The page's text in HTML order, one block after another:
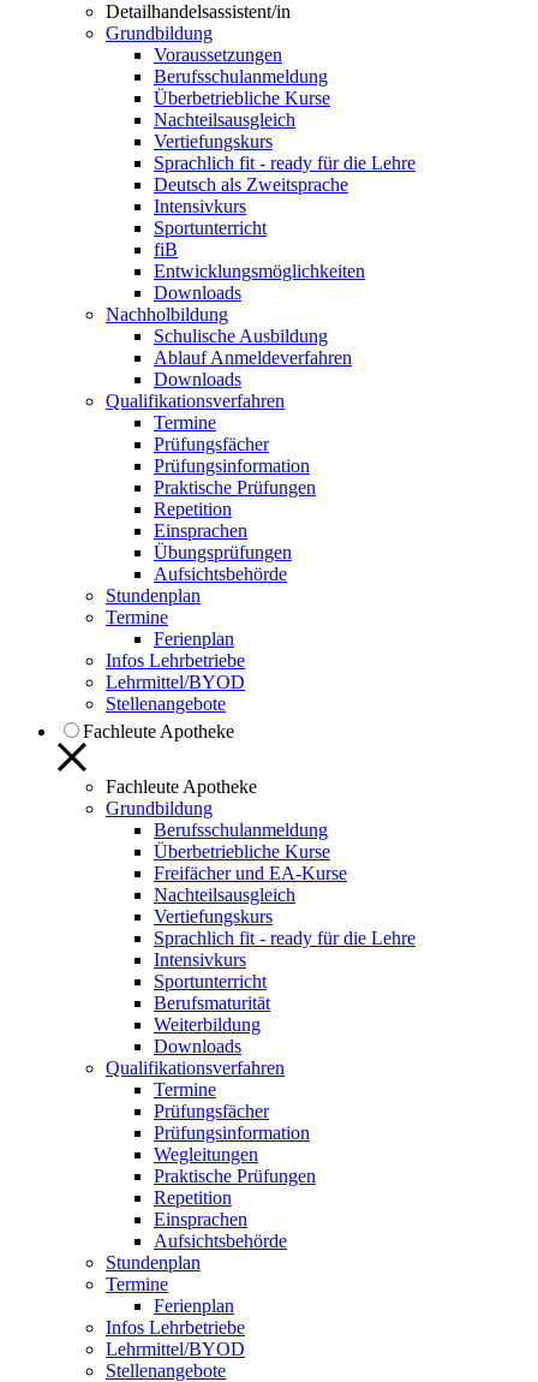
Detailhandelsassistent/in
Grundbildung
Voraussetzungen
Berufsschulanmeldung
Überbetriebliche Kurse
Nachteilsausgleich
Vertiefungskurs
Sprachlich fit - ready für die Lehre
Deutsch als Zweitsprache
Intensivkurs
Sportunterricht
fiB
Entwicklungsmöglichkeiten
Downloads
Nachholbildung
Schulische Ausbildung
Ablauf Anmeldeverfahren
Downloads
Qualifikationsverfahren
Termine
Prüfungsfächer
Prüfungsinformation
Praktische Prüfungen
Repetition
Einsprachen
Übungsprüfungen
Aufsichtsbehörde
Stundenplan
Termine
Ferienplan
Infos Lehrbetriebe
Lehrmittel/BYOD
Stellenangebote
Fachleute Apotheke
Fachleute Apotheke
Grundbildung
Berufsschulanmeldung
Überbetriebliche Kurse
Freifächer und EA-Kurse
Nachteilsausgleich
Vertiefungskurs
Sprachlich fit - ready für die Lehre
Intensivkurs
Sportunterricht
Berufsmaturität
Weiterbildung
Downloads
Qualifikationsverfahren
Termine
Prüfungsfächer
Prüfungsinformation
Wegleitungen
Praktische Prüfungen
Repetition
Einsprachen
Aufsichtsbehörde
Stundenplan
Termine
Ferienplan
Infos Lehrbetriebe
Lehrmittel/BYOD
Stellenangebote